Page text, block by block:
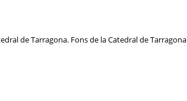
de Tarragona. Fons de la Catedral de Tarragona